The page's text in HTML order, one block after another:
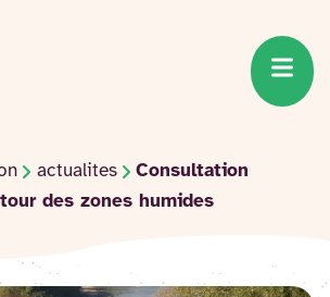
actualites
Consultation
des zones humides